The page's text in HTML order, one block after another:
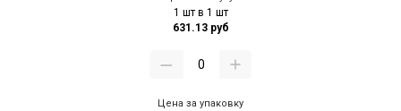
1 шт в 1 шт
631.13 руб
Цена за упаковку